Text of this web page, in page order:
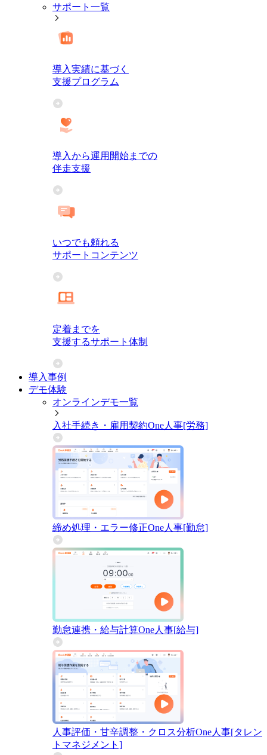
サポート一覧
導入実績に基づく
支援プログラム
導入から運用開始までの
伴走支援
いつでも頼れる
サポートコンテンツ
定着までを
支援するサポート体制
導入事例
デモ体験
オンラインデモ一覧
入社手続き・雇用契約One人事[労務]
締め処理・エラー修正One人事[勤怠]
勤怠連携・給与計算One人事[給与]
人事評価・甘辛調整・クロス分析One人事[タレン
トマネジメント]